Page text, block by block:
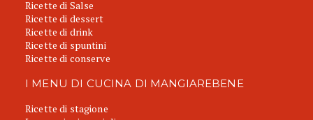
Ricette di Salse
Ricette di dessert
Ricette di drink
Ricette di spuntini
Ricette di conserve
I MENU DI CUCINA DI MANGIAREBENE
Ricette di stagione